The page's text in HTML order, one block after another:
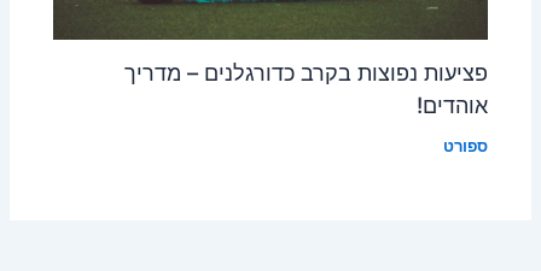
פציעות נפוצות בקרב כדורגלנים – מדריך
אוהדים!
ספורט